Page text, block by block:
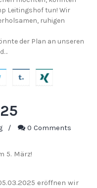
Leitingshof tun! Wir
ruhigen
der Plan an unseren
/ 0 Comments
5. März!
eröffnen wir